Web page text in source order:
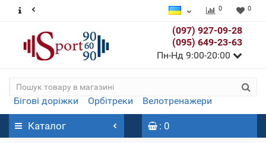
0 0
(097) 927-09-28
(095) 649-23-63
Пн-Нд 9:00-20:00
Бігові доріжки Орбітреки Велотренажери
Каталог : 0